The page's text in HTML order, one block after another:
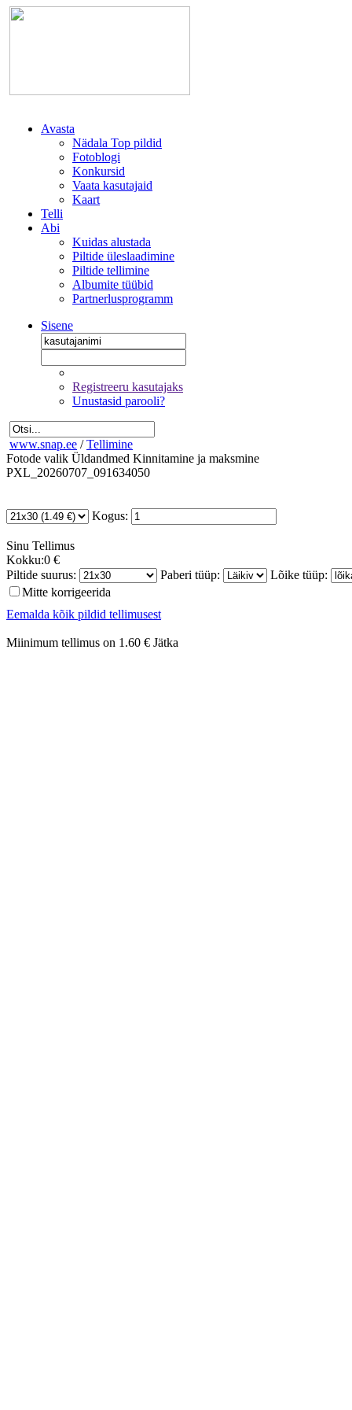
Avasta
Nädala Top pildid
Fotoblogi
Konkursid
Vaata kasutajaid
Kaart
Telli
Abi
Kuidas alustada
Piltide üleslaadimine
Piltide tellimine
Albumite tüübid
Partnerlusprogramm
Sisene
Registreeru kasutajaks
Unustasid parooli?
www.snap.ee / Tellimine
Fotode valik Üldandmed Kinnitamine ja maksmine
PXL_20260707_091634050
Kogus:
Sinu Tellimus
Kokku:0 €
Piltide suurus:
Paberi tüüp:
Lõike tüüp:
Mitte korrigeerida
Eemalda kõik pildid tellimusest
Miinimum tellimus on 1.60 € Jätka